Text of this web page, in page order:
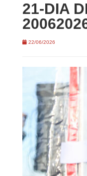
21-DIA
22/06/2026